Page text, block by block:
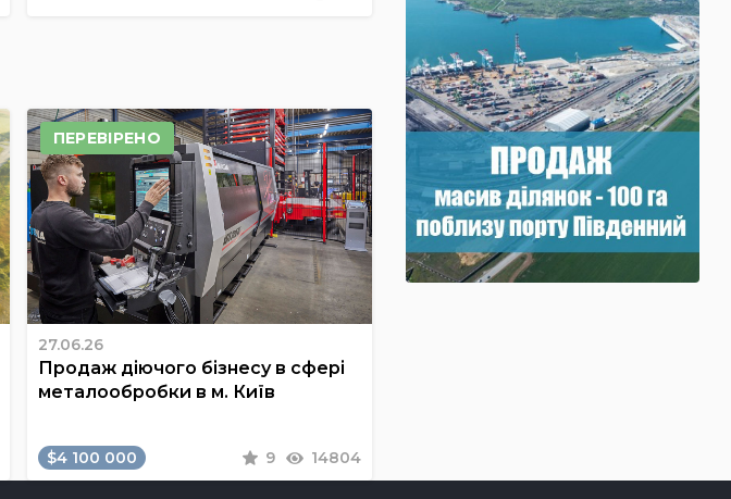
ПЕРЕВІРЕНО
27.06.26
Продаж діючого бізнесу в сфері
металообробки в м. Київ
$4 100 000 9 14804